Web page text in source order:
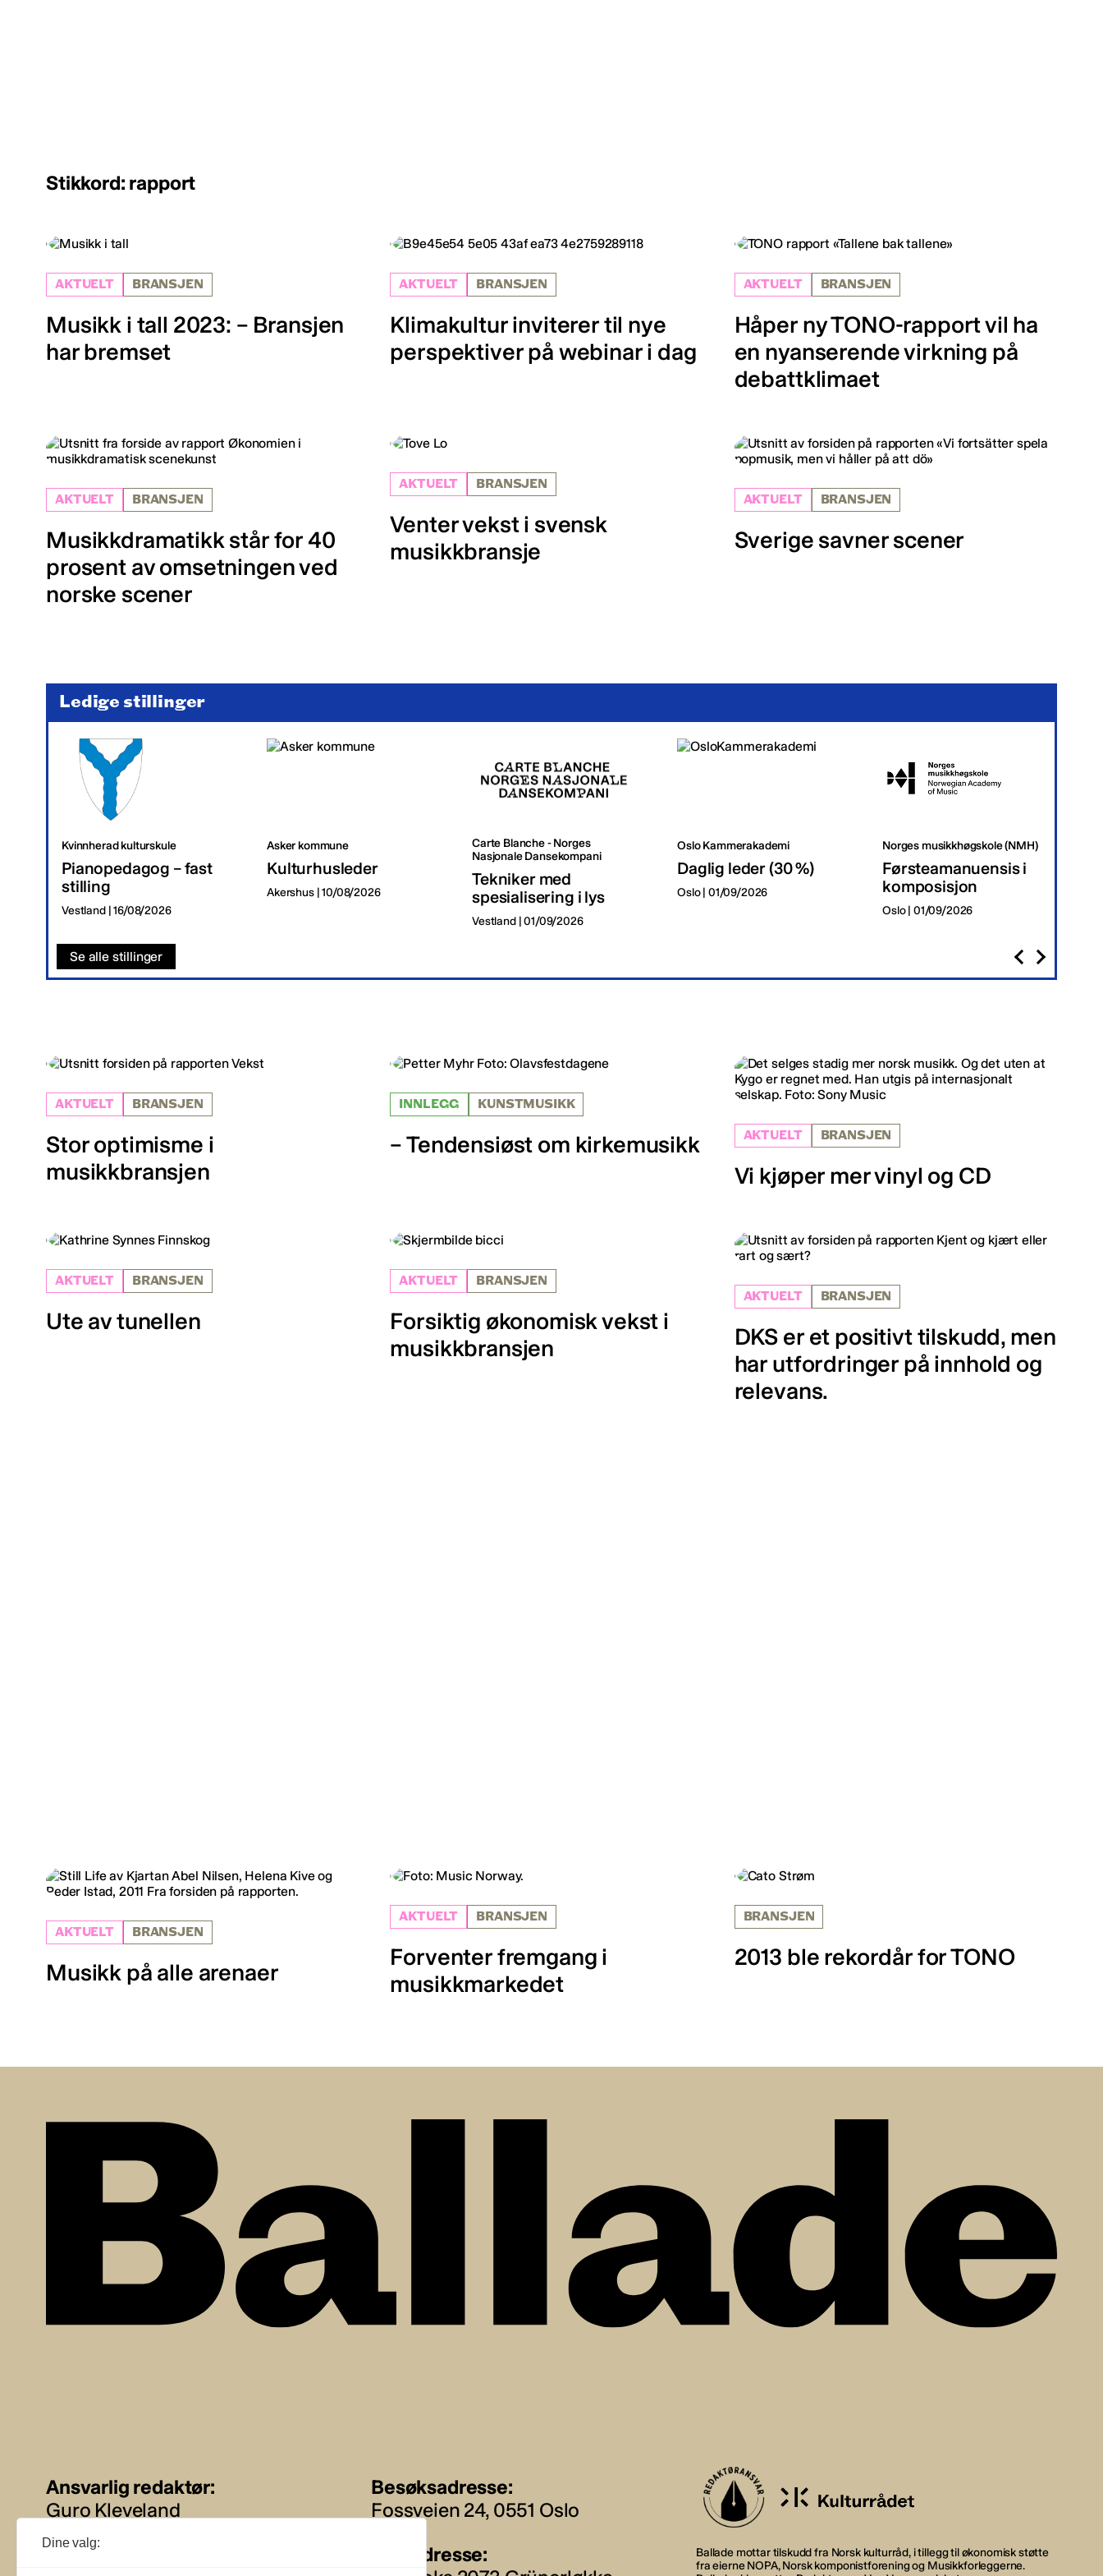
Stikkord: rapport
AKTUELT BRANSJEN
Musikk i tall 2023: – Bransjen
har bremset
AKTUELT BRANSJEN
Klimakultur inviterer til nye
perspektiver på webinar i dag
AKTUELT BRANSJEN
Håper ny TONO-rapport vil ha
en nyanserende virkning på
debattklimaet
AKTUELT BRANSJEN
Musikkdramatikk står for 40
prosent av omsetningen ved
norske scener
AKTUELT BRANSJEN
Venter vekst i svensk
musikkbransje
AKTUELT BRANSJEN
Sverige savner scener
Ledige stillinger
Kvinnherad kulturskule
Pianopedagog – fast
stilling
Vestland | 16/08/2026
Asker kommune
Kulturhusleder
Akershus | 10/08/2026
Carte Blanche - Norges
Nasjonale Dansekompani
Tekniker med
spesialisering i lys
Vestland | 01/09/2026
Oslo Kammerakademi
Daglig leder (30 %)
Oslo | 01/09/2026
Norges musikkhøgskole (NMH)
Førsteamanuensis i
komposisjon
Oslo | 01/09/2026
Se alle stillinger
AKTUELT BRANSJEN
Stor optimisme i
musikkbransjen
INNLEGG KUNSTMUSIKK
– Tendensiøst om kirkemusikk AKTUELT BRANSJEN
Vi kjøper mer vinyl og CD
AKTUELT BRANSJEN
Ute av tunellen
AKTUELT BRANSJEN
Forsiktig økonomisk vekst i
musikkbransjen
AKTUELT BRANSJEN
DKS er et positivt tilskudd, men
har utfordringer på innhold og
relevans.
AKTUELT BRANSJEN
Musikk på alle arenaer
AKTUELT BRANSJEN
Forventer fremgang i
musikkmarkedet
BRANSJEN
2013 ble rekordår for TONO
Ansvarlig redaktør:
Guro Kleveland
Annonseansvarlig:
Besøksadresse:
Fossveien 24, 0551 Oslo
Postadresse:
Ballade mottar tilskudd fra Norsk kulturråd, i tillegg til økonomisk støtte
fra eierne NOPA, Norsk komponistforening og Musikkforleggerne.
Dine valg: